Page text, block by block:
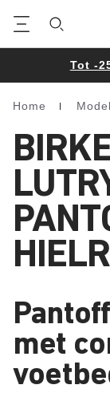
Tot -
Homepage
Home
met